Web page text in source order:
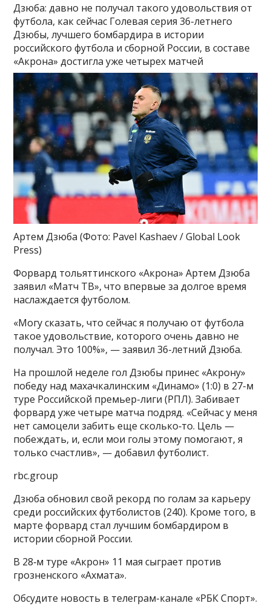
Дзюба: давно не получал такого удовольствия от
футбола, как сейчас Голевая серия 36-летнего
Дзюбы, лучшего бомбардира в истории
российского футбола и сборной России, в составе
«Акрона» достигла уже четырех матчей
Артем Дзюба(Фото: Pavel Kashaev / Global Look
Press)
Форвард тольяттинского «Акрона» Артем Дзюба
заявил «Матч ТВ», что впервые за долгое время
наслаждается футболом.
«Могу сказать, что сейчас я получаю от футбола
такое удовольствие, которого очень давно не
получал. Это 100%», — заявил 36-летний Дзюба.
На прошлой неделе гол Дзюбы принес «Акрону»
победу над махачкалинским «Динамо» (1:0) в 27-м
туре Российской премьер-лиги (РПЛ). Забивает
форвард уже четыре матча подряд. «Сейчас у меня
нет самоцели забить еще сколько‑то. Цель —
побеждать, и, если мои голы этому помогают, я
только счастлив», — добавил футболист.
rbc.group
Дзюба обновил свой рекорд по голам за карьеру
среди российских футболистов (240). Кроме того, в
марте форвард стал лучшим бомбардиром в
истории сборной России.
В 28‑м туре «Акрон» 11 мая сыграет против
грозненского «Ахмата».
Обсудите новость в телеграм-канале «РБК Спорт».